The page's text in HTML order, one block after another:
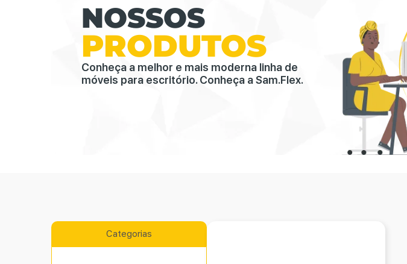
NOSSOS
PRODUTOS
Conheça a melhor e mais moderna linha de
móveis para escritório. Conheça a Sam.Flex.
Categorias